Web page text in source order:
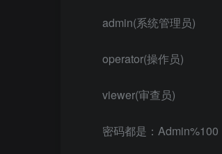
admin(系统管理员)
operator(操作员)
viewer(审查员)
密码都是：Admin%100